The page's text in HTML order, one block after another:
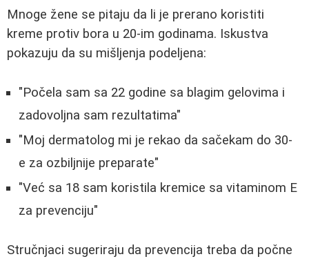
Mnoge žene se pitaju da li je prerano koristiti
kreme protiv bora u 20-im godinama. Iskustva
pokazuju da su mišljenja podeljena:
"Počela sam sa 22 godine sa blagim gelovima i
zadovoljna sam rezultatima"
"Moj dermatolog mi je rekao da sačekam do 30-
e za ozbiljnije preparate"
"Već sa 18 sam koristila kremice sa vitaminom E
za prevenciju"
Stručnjaci sugeriraju da prevencija treba da počne